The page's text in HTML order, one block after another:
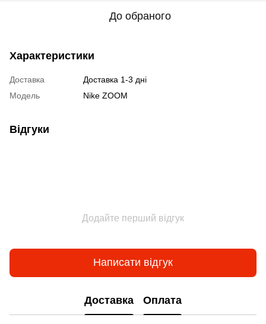
До обраного
Характеристики
Доставка
Доставка 1-3 дні
Модель
Nike ZOOM
Відгуки
Додайте перший відгук
Написати відгук
Доставка Оплата